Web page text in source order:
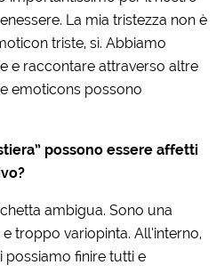
La mia tristezza non è
triste, sì. Abbiamo
e raccontare attraverso altre
emoticons possono
possono essere affetti
ambigua. Sono una
troppo variopinta. All’interno,
possiamo finire tutti e